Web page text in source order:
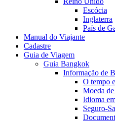
Escócia
Inglaterra
País de
Manual do Viajante
Cadastre
Guia de Viagem
Guia Bangkok
Informação de
O tempo
Moeda
Idioma
Seguro-